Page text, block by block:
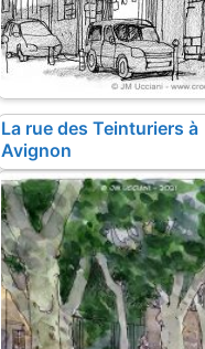
La rue des Teinturiers à
Avignon